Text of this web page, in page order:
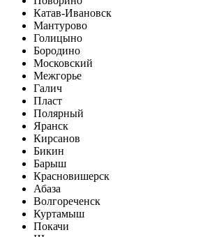
Катав-Ивановск
Мантурово
Голицыно
Бородино
Московский
Межгорье
Галич
Пласт
Полярный
Яранск
Кирсанов
Бикин
Барыш
Красновишерск
Абаза
Волгореченск
Куртамыш
Покачи